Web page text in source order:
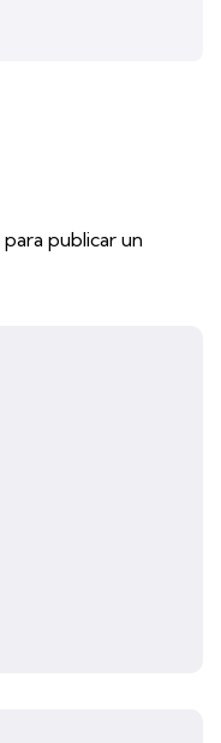
para publicar un